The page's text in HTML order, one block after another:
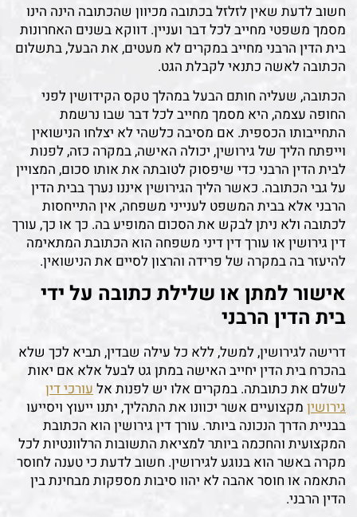
חשוב לדעת שאין לזלזל בכתובה מכיוון שהכתובה הינה הינו
מסמך משפטי מחייב לכל דבר ועניין. דווקא בשנים האחרונות
בית הדין הרבני מחייב במקרים לא מעטים, את הבעל, בתשלום
הכתובה לאשה כתנאי לקבלת הגט.
הכתובה, שעליה חותם הבעל במהלך טקס הקידושין לפני
החופה עצמה, היא מסמך מחייב לכל דבר שבו נרשמת
התחייבותו הכספית. אם מסיבה כלשהי לא יצלחו הנישואין
וייפתח הליך של גירושין, יכולה האישה, במקרה כזה, לפנות
לבית הדין הרבני כדי שיפסוק לטובתה את אותו סכום, המצויין
על גבי הכתובה. כאשר הליך הגירושין איננו נערך בבית הדין
הרבני אלא בבית המשפט לענייני משפחה, אין התייחסות
לכתובה ולא ניתן לבקש את הסכום המופיע בה. כך או כך, עורך
דין גירושין או עורך דין דיני משפחה הוא הכתובת המתאימה
להיעזר בה במקרה של פרידה והרצון לסיים את הנישואין.
אישור למתן או שלילת כתובה על ידי
בית הדין הרבני
דרישה לגירושין, למשל, ללא כל עילה שבדין, תביא לכך שלא
בהכרח בית הדין יחייב האישה במתן גט לבעל אלא אם יאות
לשלם את כתובתה. במקרים אלו יש לפנות אל עורכי דין
גירושין מקצועיים אשר יכוונו את התהליך, יתנו ייעוץ ויסייעו
בבניית הדרך הנכונה ביותר. עורך דין גירושין הוא הכתובת
המקצועית והחכמה ביותר למציאת התשובות הרלוונטיות לכל
מקרה באשר הוא בנוגע לגירושין. חשוב לדעת כי טענה לחוסר
התאמה או חוסר אהבה לא יהוו סיבות מספקות מבחינת בין
הדין הרבני.